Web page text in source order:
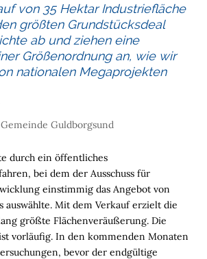
durch ein öffentliches
bei dem der Ausschuss für
einstimmig das Angebot von
auswählte. Mit dem Verkauf erzielt die
größte Flächenveräußerung. Die
vorläufig. In den kommenden Monaten
bevor der endgültige
von 35 Hektar Industriefläche
größten Grundstücksdeal
ab und ziehen eine
Größenordnung an, wie wir
nationalen Megaprojekten
Guldborgsund